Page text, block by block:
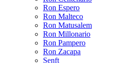
Ron Espero
Ron Malteco
Ron Matusalem
Ron Millonario
Ron Pampero
Ron Zacapa
Senft